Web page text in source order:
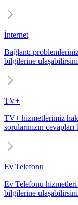
İnternet
Bağlantı
bilgilerine
TV+
TV+ hizmetlerimiz
sorularınızın cevapları
Ev Telefonu
Ev Telefonu hizmetleri
bilgilerine